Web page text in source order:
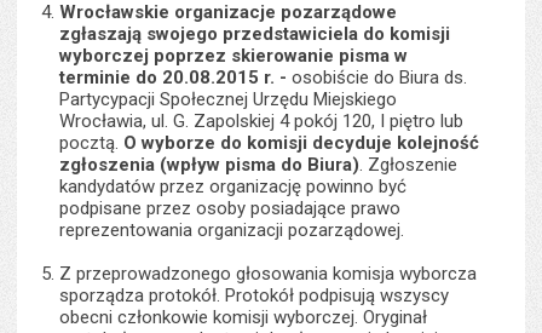
Wrocławskie organizacje pozarządowe
zgłaszają swojego przedstawiciela do komisji
wyborczej poprzez skierowanie pisma w
terminie do 20.08.2015 r. -osobiście do Biura ds.
Partycypacji Społecznej Urzędu Miejskiego
Wrocławia, ul. G. Zapolskiej 4 pokój 120, I piętro lub
pocztą. O wyborze do komisji decyduje kolejność
zgłoszenia (wpływ pisma do Biura). Zgłoszenie
kandydatów przez organizację powinno być
podpisane przez osoby posiadające prawo
reprezentowania organizacji pozarządowej.
Z przeprowadzonego głosowania komisja wyborcza
sporządza protokół. Protokół podpisują wszyscy
obecni członkowie komisji wyborczej. Oryginał